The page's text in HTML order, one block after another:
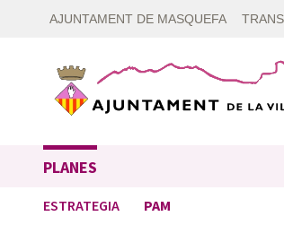
AJUNTAMENT DE MASQUEFA
PLANES
ESTRATEGIA PAM